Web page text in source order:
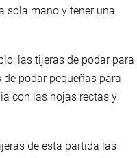
sola mano y tener una
las tijeras de podar para
podar pequeñas para
con las hojas rectas y
de esta partida las